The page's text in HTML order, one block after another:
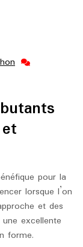
ing-
pour la
lorsque l’on
et des
excellente
forme.